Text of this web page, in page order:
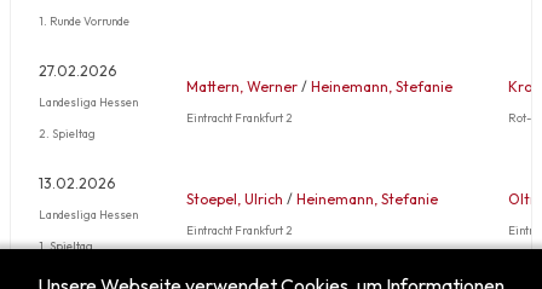
1. Runde Vorrunde
27.02.2026
Landesliga Hessen
2. Spieltag
Mattern, Werner / Heinemann, Stefanie
Eintracht Frankfurt 2 Rot-
13.02.2026
Landesliga Hessen
1. Spieltag
Stoepel, Ulrich / Heinemann, Stefanie
Eintracht Frankfurt 2